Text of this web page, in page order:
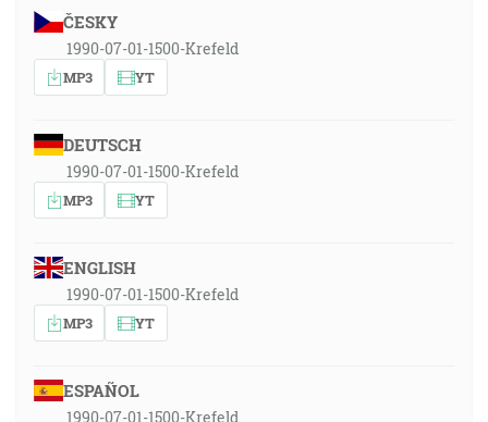
ČESKY
1990-07-01-1500-Krefeld
MP3 YT
DEUTSCH
1990-07-01-1500-Krefeld
MP3 YT
ENGLISH
1990-07-01-1500-Krefeld
MP3 YT
ESPAÑOL
1990-07-01-1500-Krefeld